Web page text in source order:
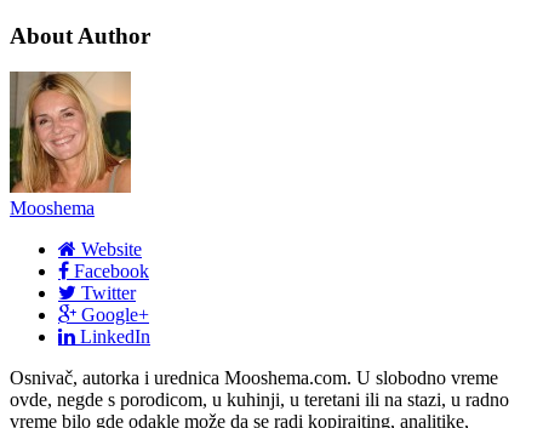
About Author
Mooshema
Website
Facebook
Twitter
Google+
LinkedIn
Osnivač, autorka i urednica Mooshema.com. U slobodno vreme
ovde, negde s porodicom, u kuhinji, u teretani ili na stazi, u radno
vreme bilo gde odakle može da se radi kopirajting, analitike,